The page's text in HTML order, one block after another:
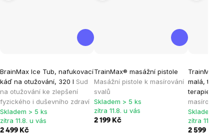
BrainMax Ice Tub, nafukovací
káď na otužování, 320 l Sud
na otužování ke zlepšení
fyzického i duševního zdraví
hodnocení
produktu
je
5,0
z
Skladem > 5 ks
zítra 11.8. u vás
2 499 Kč
TrainMax® masážní pistole
Masážní pistole k masírování
svalů
hodnocení
produktu
je
5,0
z
Skladem > 5 ks
zítra 11.8. u vás
2 199 Kč
TrainMax®
malá,
terapie
masírování
produktu
je
5,0
z
Skladem >
zítra 11.8. u
2 599 Kč